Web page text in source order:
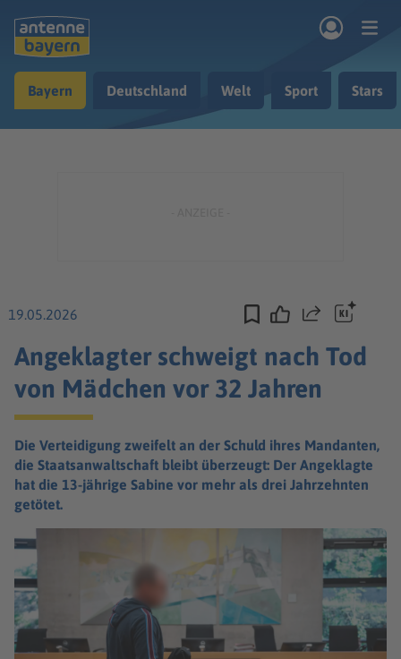
Musik & Radio
Bayern Deutschland Welt Sport Stars
19.05.2026 Teilen
Angeklagter schweigt nach Tod
von Mädchen vor 32 Jahren
Die Verteidigung zweifelt an der Schuld ihres Mandanten,
die Staatsanwaltschaft bleibt überzeugt: Der Angeklagte
hat die 13-jährige Sabine vor mehr als drei Jahrzehnten
getötet.